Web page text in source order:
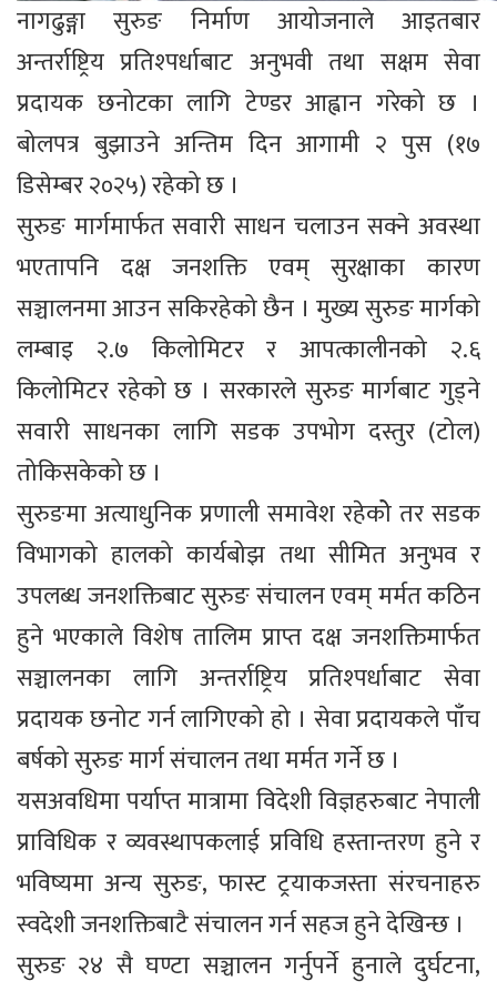
नागढुङ्गा सुरुङ निर्माण आयोजनाले आइतबार
अन्तर्राष्ट्रिय प्रतिश्पर्धाबाट अनुभवी तथा सक्षम सेवा
प्रदायक छनोटका लागि टेण्डर आह्वान गरेको छ ।
बोलपत्र बुझाउने अन्तिम दिन आगामी २ पुस (१७
डिसेम्बर २०२५) रहेको छ ।
सुरुङ मार्गमार्फत सवारी साधन चलाउन सक्ने अवस्था
भएतापनि दक्ष जनशक्ति एवम् सुरक्षाका कारण
सञ्चालनमा आउन सकिरहेको छैन । मुख्य सुरुङ मार्गको
लम्बाइ २.७ किलोमिटर र आपत्कालीनको २.६
किलोमिटर रहेको छ । सरकारले सुरुङ मार्गबाट गुड्ने
सवारी साधनका लागि सडक उपभोग दस्तुर (टोल)
तोकिसकेको छ ।
सुरुङमा अत्याधुनिक प्रणाली समावेश रहेकोे तर सडक
विभागको हालको कार्यबोझ तथा सीमित अनुभव र
उपलब्ध जनशक्तिबाट सुरुङ संचालन एवम् मर्मत कठिन
हुने भएकाले विशेष तालिम प्राप्त दक्ष जनशक्तिमार्फत
सञ्चालनका लागि अन्तर्राष्ट्रिय प्रतिश्पर्धाबाट सेवा
प्रदायक छनोट गर्न लागिएको हो । सेवा प्रदायकले पाँच
बर्षको सुरुङ मार्ग संचालन तथा मर्मत गर्ने छ ।
यसअवधिमा पर्याप्त मात्रामा विदेशी विज्ञहरुबाट नेपाली
प्राविधिक र व्यवस्थापकलाई प्रविधि हस्तान्तरण हुने र
भविष्यमा अन्य सुरुङ, फास्ट ट्रयाकजस्ता संरचनाहरु
स्वदेशी जनशक्तिबाटै संचालन गर्न सहज हुने देखिन्छ ।
सुरुङ २४ सै घण्टा सञ्चालन गर्नुपर्ने हुनाले दुर्घटना,